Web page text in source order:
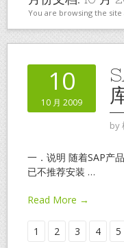
You are browsing the
10
10 月 2009
by
一．说明 随着SAP产
已不推荐安装 …
Read More →
1 2 3 4 5